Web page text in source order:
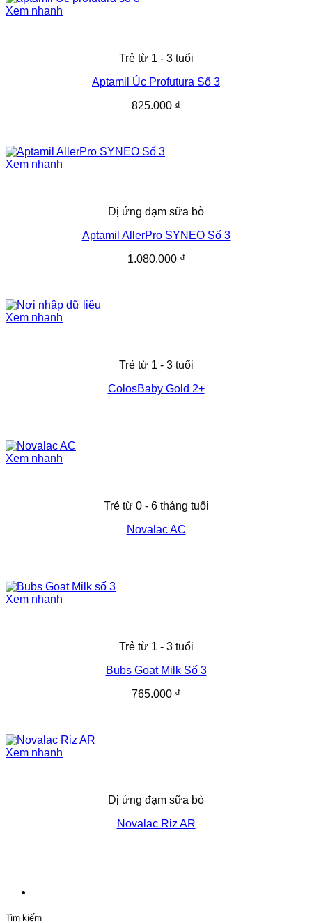
Xem nhanh
Trẻ từ 1 - 3 tuổi
Aptamil Úc Profutura Số 3
825.000 ₫
Xem nhanh
Dị ứng đạm sữa bò
Aptamil AllerPro SYNEO Số 3
1.080.000 ₫
Xem nhanh
Trẻ từ 1 - 3 tuổi
ColosBaby Gold 2+
Xem nhanh
Trẻ từ 0 - 6 tháng tuổi
Novalac AC
Xem nhanh
Trẻ từ 1 - 3 tuổi
Bubs Goat Milk Số 3
765.000 ₫
Xem nhanh
Dị ứng đạm sữa bò
Novalac Riz AR
Tìm kiếm